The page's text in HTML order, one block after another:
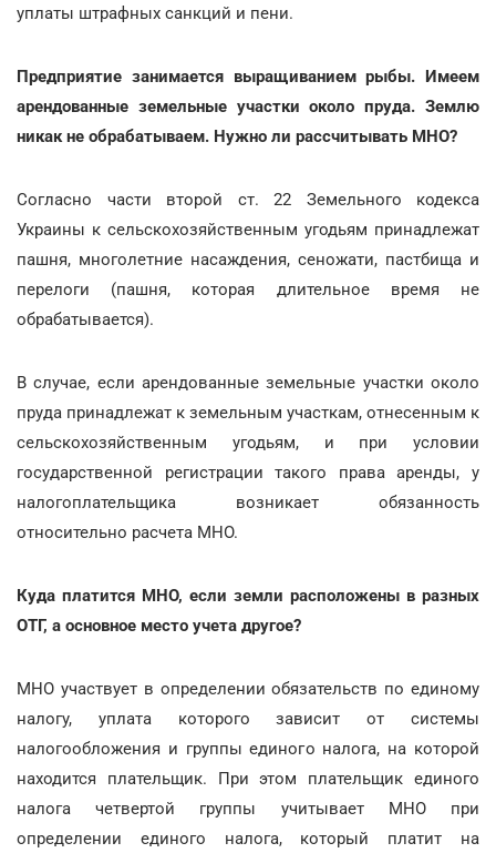
уплаты штрафных санкций и пени.
Предприятие занимается выращиванием рыбы. Имеем
арендованные земельные участки около пруда. Землю
никак не обрабатываем. Нужно ли рассчитывать МНО?
Согласно части второй ст. 22 Земельного кодекса
Украины к сельскохозяйственным угодьям принадлежат
пашня, многолетние насаждения, сеножати, пастбища и
перелоги (пашня, которая длительное время не
обрабатывается).
В случае, если арендованные земельные участки около
пруда принадлежат к земельным участкам, отнесенным к
сельскохозяйственным угодьям, и при условии
государственной регистрации такого права аренды, у
налогоплательщика возникает обязанность
относительно расчета МНО.
Куда платится МНО, если земли расположены в разных
ОТГ, а основное место учета другое?
МНО участвует в определении обязательств по единому
налогу, уплата которого зависит от системы
налогообложения и группы единого налога, на которой
находится плательщик. При этом плательщик единого
налога четвертой группы учитывает МНО при
определении единого налога, который платит на